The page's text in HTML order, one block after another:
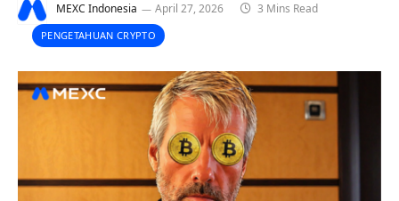
MEXC Indonesia April 27, 2026 3 Mins Read
PENGETAHUAN CRYPTO